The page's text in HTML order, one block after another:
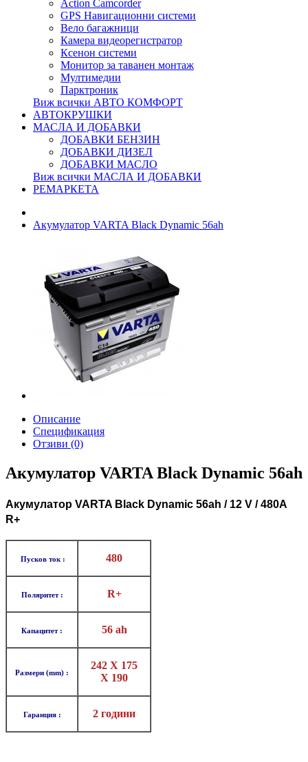
Action Camcorder
GPS Навигационни системи
Вело багажници
Камера видеорегистратор
Ксенон системи
Монитор за таванен монтаж
Мултимедии
Парктроник
Виж всички АВТО КОМФОРТ
АВТОКРУШКИ
МАСЛА И ДОБАВКИ
ДОБАВКИ БЕНЗИН
ДОБАВКИ ДИЗЕЛ
ДОБАВКИ МАСЛО
Виж всички МАСЛА И ДОБАВКИ
РЕМАРКЕТА
Акумулатор VARTA Black Dynamic 56ah
Описание
Спецификация
Отзиви (0)
Акумулатор VARTA Black Dynamic 56ah
Aкумулатор VARTA Black Dynamic 56ah / 12 V / 480A
R+
Пусков ток : 480
Поляритет : R+
Капацитет : 56 ah
Размери (mm) :
242 X 175
X 190
Гаранция : 2 години